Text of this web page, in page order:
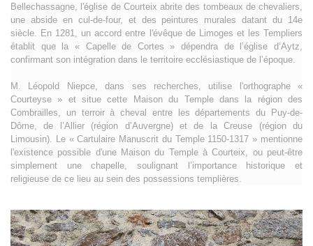
Bellechassagne, l'église de Courteix abrite des tombeaux de chevaliers,
une abside en cul-de-four, et des peintures murales datant du 14e
siècle. En 1281, un accord entre l'évêque de Limoges et les Templiers
établit que la « Capelle de Cortes » dépendra de l’église d’Aytz,
confirmant son intégration dans le territoire ecclésiastique de l’époque.
M. Léopold Niepce, dans ses recherches, utilise l'orthographe «
Courteyse » et situe cette Maison du Temple dans la région des
Combrailles, un terroir à cheval entre les départements du Puy-de-
Dôme, de l’Allier (région d’Auvergne) et de la Creuse (région du
Limousin). Le « Cartulaire Manuscrit du Temple 1150-1317 » mentionne
l'existence possible d'une Maison du Temple à Courteix, ou peut-être
simplement une chapelle, soulignant l’importance historique et
religieuse de ce lieu au sein des possessions templières.